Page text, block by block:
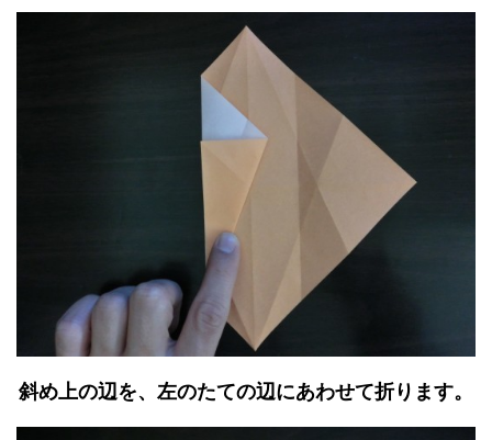
斜め上の辺を、左のたての辺にあわせて折ります。